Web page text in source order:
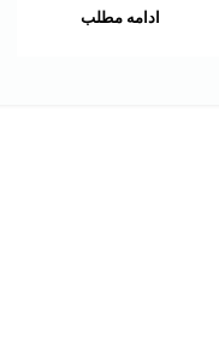
ادامه مطلب